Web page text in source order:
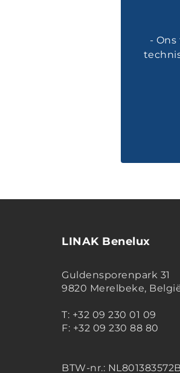
-
LINAK Benelux
Guldensporenpark 31
9820 Merelbeke,
T: +32 09 230 01 09
F: +32 09 230 88 80
BTW-nr.: